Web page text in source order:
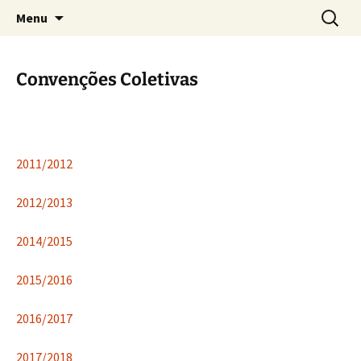
Portal da Transparência |
Prestação de Contas – CRTRPE
15
Lei de acesso a informação
Menu
por:
Convenções Coletivas
2011/2012
2012/2013
2014/2015
2015/2016
2016/2017
2017/2018